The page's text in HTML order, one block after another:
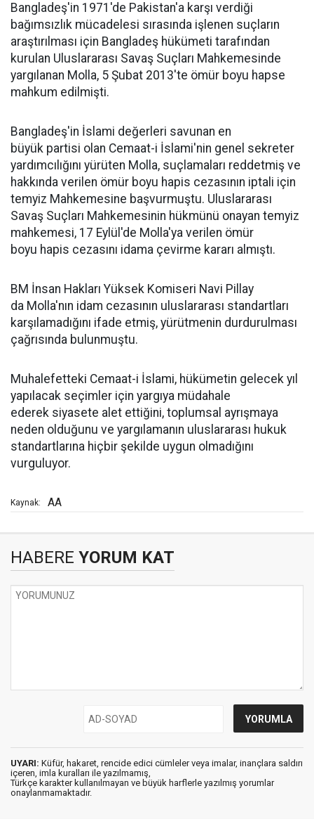
Bangladeş'in 1971'de Pakistan'a karşı verdiği
bağımsızlık mücadelesi sırasında işlenen suçların
araştırılması için Bangladeş hükümeti tarafından
kurulan Uluslararası Savaş Suçları Mahkemesinde
yargılanan Molla, 5 Şubat 2013'te ömür boyu hapse
mahkum edilmişti.
Bangladeş'in İslami değerleri savunan en
büyük partisi olan Cemaat-i İslami'nin genel sekreter
yardımcılığını yürüten Molla, suçlamaları reddetmiş ve
hakkında verilen ömür boyu hapis cezasının iptali için
temyiz Mahkemesine başvurmuştu. Uluslararası
Savaş Suçları Mahkemesinin hükmünü onayan temyiz
mahkemesi, 17 Eylül'de Molla'ya verilen ömür
boyu hapis cezasını idama çevirme kararı almıştı.
BM İnsan Hakları Yüksek Komiseri Navi Pillay
da Molla'nın idam cezasının uluslararası standartları
karşılamadığını ifade etmiş, yürütmenin durdurulması
çağrısında bulunmuştu.
Muhalefetteki Cemaat-i İslami, hükümetin gelecek yıl
yapılacak seçimler için yargıya müdahale
ederek siyasete alet ettiğini, toplumsal ayrışmaya
neden olduğunu ve yargılamanın uluslararası hukuk
standartlarına hiçbir şekilde uygun olmadığını
vurguluyor.
Kaynak: AA
HABERE YORUM KAT
UYARI: Küfür, hakaret, rencide edici cümleler veya imalar, inançlara saldırı
içeren, imla kuralları ile yazılmamış,
Türkçe karakter kullanılmayan ve büyük harflerle yazılmış yorumlar
onaylanmamaktadır.